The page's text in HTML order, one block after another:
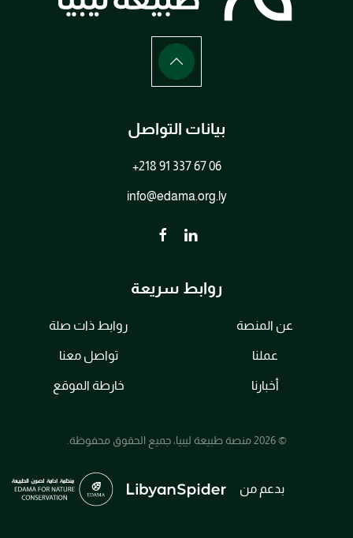
بيانات التواصل
+218 91 337 67 06
info@edama.org.ly
روابط سريعة
عن المنصة
عملنا
أخبارنا
روابط ذات صلة
تواصل معنا
خارطة الموقع
© 2026 منصة طبيعة ليبيا، جميع الحقوق محفوظة.
بدعم من